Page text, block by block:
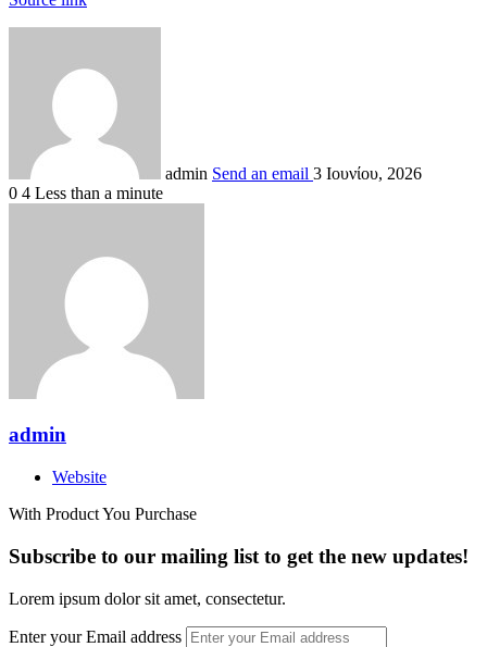
admin Send an email 3 Ιουνίου, 2026
0 4 Less than a minute
admin
Website
With Product You Purchase
Subscribe to our mailing list to get the new updates!
Lorem ipsum dolor sit amet, consectetur.
Enter your Email address